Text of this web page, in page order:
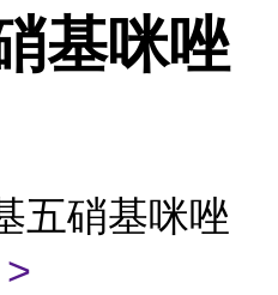
基咪唑
五硝基咪唑